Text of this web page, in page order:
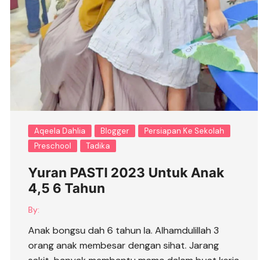
Aqeela Dahlia Blogger
Persiapan Ke Sekolah
Preschool
Tadika
Yuran PASTI 2023 Untuk Anak
4,5 6 Tahun
By:
Anak bongsu dah 6 tahun la. Alhamdulillah 3
orang anak membesar dengan sihat. Jarang